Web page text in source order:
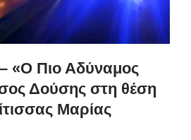
«Ο Πιο Αδύναμος
Δούσης στη θέση
Μαρίας